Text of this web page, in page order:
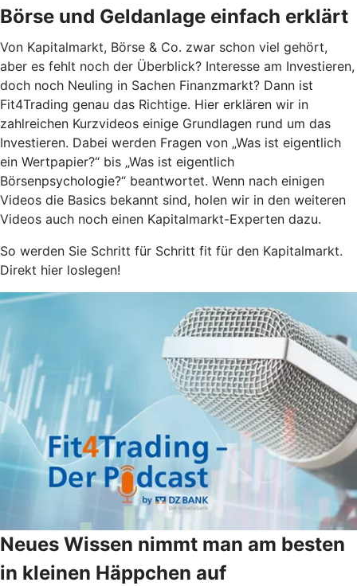
Börse und Geldanlage einfach erklärt
Von Kapitalmarkt, Börse & Co. zwar schon viel gehört,
aber es fehlt noch der Überblick? Interesse am Investieren,
doch noch Neuling in Sachen Finanzmarkt? Dann ist
Fit4Trading genau das Richtige. Hier erklären wir in
zahlreichen Kurzvideos einige Grundlagen rund um das
Investieren. Dabei werden Fragen von „Was ist eigentlich
ein Wertpapier?“ bis „Was ist eigentlich
Börsenpsychologie?“ beantwortet. Wenn nach einigen
Videos die Basics bekannt sind, holen wir in den weiteren
Videos auch noch einen Kapitalmarkt-Experten dazu.
So werden Sie Schritt für Schritt fit für den Kapitalmarkt.
Direkt hier loslegen!
Neues Wissen nimmt man am besten
in kleinen Häppchen auf